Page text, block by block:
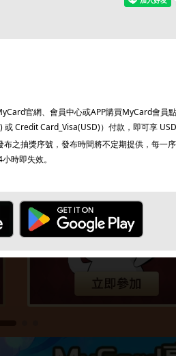
官網、會員中心或APP購買MyCard會員
Credit Card_Visa(USD)）付款，即可享 USD
之抽獎序號，發布時間將不定期提供，每一
時即失效。